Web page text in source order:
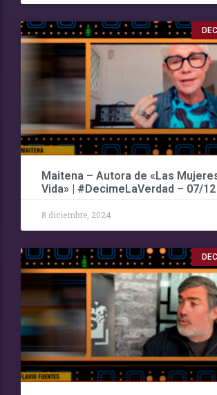
Maitena – Autora de «Las
Vida» | #DecimeLaVerdad – 07/12
8 diciembre, 2024